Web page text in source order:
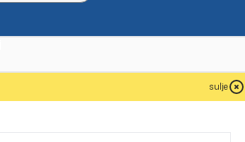
sulje